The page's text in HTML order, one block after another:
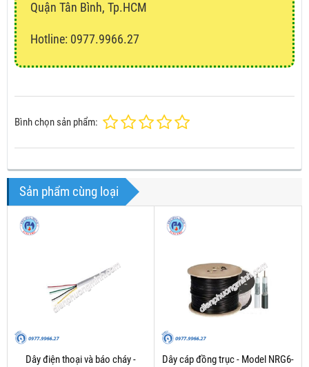
Quận Tân Bình, Tp.HCM
Hotline: 0977.9966.27
Bình chọn sản phẩm:
Sản phẩm cùng loại
Dây điện thoại và báo cháy -
Dây cáp đồng trục - Model NRG6-